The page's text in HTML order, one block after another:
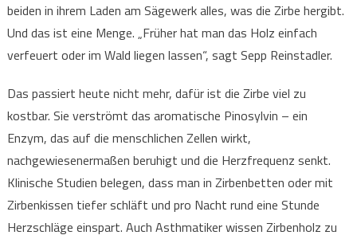
beiden in ihrem Laden am Sägewerk alles, was die Zirbe hergibt.
Und das ist eine Menge. „Früher hat man das Holz einfach
verfeuert oder im Wald liegen lassen“, sagt Sepp Reinstadler.
Das passiert heute nicht mehr, dafür ist die Zirbe viel zu
kostbar. Sie verströmt das aromatische Pinosylvin – ein
Enzym, das auf die menschlichen Zellen wirkt,
nachgewiesenermaßen beruhigt und die Herzfrequenz senkt.
Klinische Studien belegen, dass man in Zirbenbetten oder mit
Zirbenkissen tiefer schläft und pro Nacht rund eine Stunde
Herzschläge einspart. Auch Asthmatiker wissen Zirbenholz zu